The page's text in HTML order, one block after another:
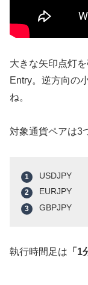
大きな矢印点灯
Entry。逆方向の
ね。
対象通貨ペアは3
USDJPY
EURJPY
GBPJPY
執行時間足は 「1